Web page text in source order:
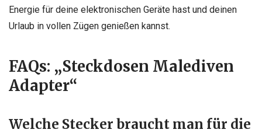
Energie für deine elektronischen Geräte hast und deinen
Urlaub in vollen Zügen genießen kannst.
FAQs: „Steckdosen Malediven
Adapter“
Welche Stecker braucht man für die